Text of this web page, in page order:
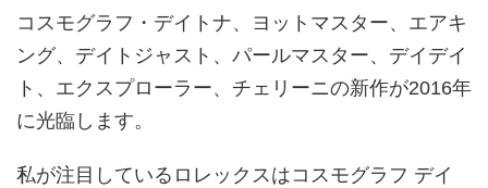
コスモグラフ・デイトナ、ヨットマスター、エアキ
ング、デイトジャスト、パールマスター、デイデイ
ト、エクスプローラー、チェリーニの新作が2016年
に光臨します。
私が注目しているロレックスはコスモグラフ デイ